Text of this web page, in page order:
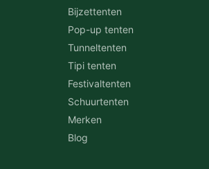
Bijzettenten
Pop-up tenten
Tunneltenten
Tipi tenten
Festivaltenten
Schuurtenten
Merken
Blog